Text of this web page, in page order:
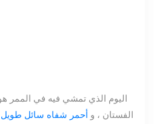
اليوم الذي تمشي فيه في الممر هو
الفستان ، و أحمر شفاه سائل طويل